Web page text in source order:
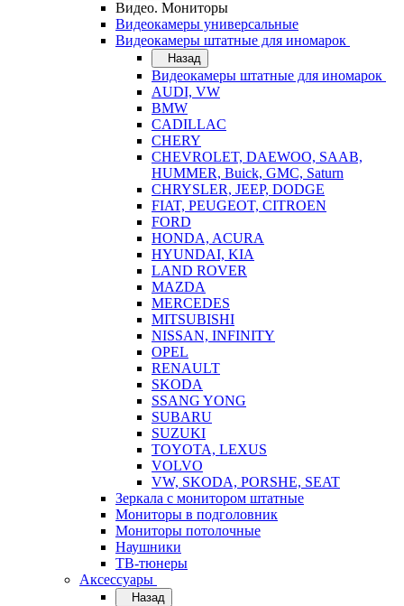
Видео. Мониторы
Видеокамеры универсальные
Видеокамеры штатные для иномарок
Назад
Видеокамеры штатные для иномарок
AUDI, VW
BMW
CADILLAC
CHERY
CHEVROLET, DAEWOO, SAAB,
HUMMER, Buick, GMC, Saturn
CHRYSLER, JEEP, DODGE
FIAT, PEUGEOT, CITROEN
FORD
HONDA, ACURA
HYUNDAI, KIA
LAND ROVER
MAZDA
MERCEDES
MITSUBISHI
NISSAN, INFINITY
OPEL
RENAULT
SKODA
SSANG YONG
SUBARU
SUZUKI
TOYOTA, LEXUS
VOLVO
VW, SKODA, PORSHE, SEAT
Зеркала с монитором штатные
Мониторы в подголовник
Мониторы потолочные
Наушники
ТВ-тюнеры
Аксессуары
Назад